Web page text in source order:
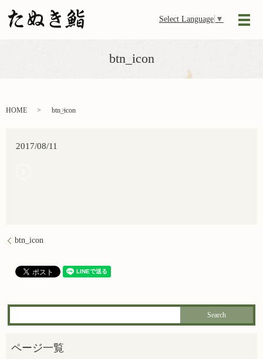
Select Language ▼
メ
btn_icon
HOME btn_icon
2017/08/11
btn_icon